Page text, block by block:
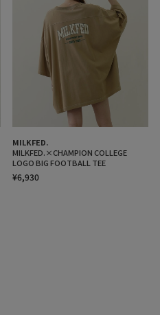
MILKFED.
MILKFED.×CHAMPION COLLEGE
LOGO BIG FOOTBALL TEE
¥6,930